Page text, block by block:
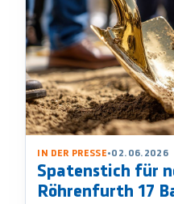
IN DER PRESSE•02.06.2026
Spatenstich für
Röhrenfurth 17